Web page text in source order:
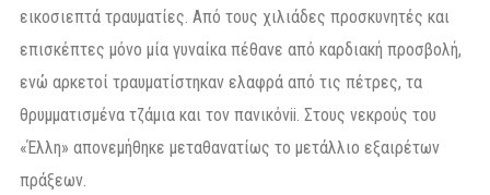
εικοσιεπτά τραυματίες. Από τους χιλιάδες προσκυνητές και
επισκέπτες μόνο μία γυναίκα πέθανε από καρδιακή προσβολή,
ενώ αρκετοί τραυματίστηκαν ελαφρά από τις πέτρες, τα
θρυμματισμένα τζάμια και τον πανικόvii. Στους νεκρούς του
«Έλλη» απονεμήθηκε μεταθανατίως το μετάλλιο εξαιρέτων
πράξεων.